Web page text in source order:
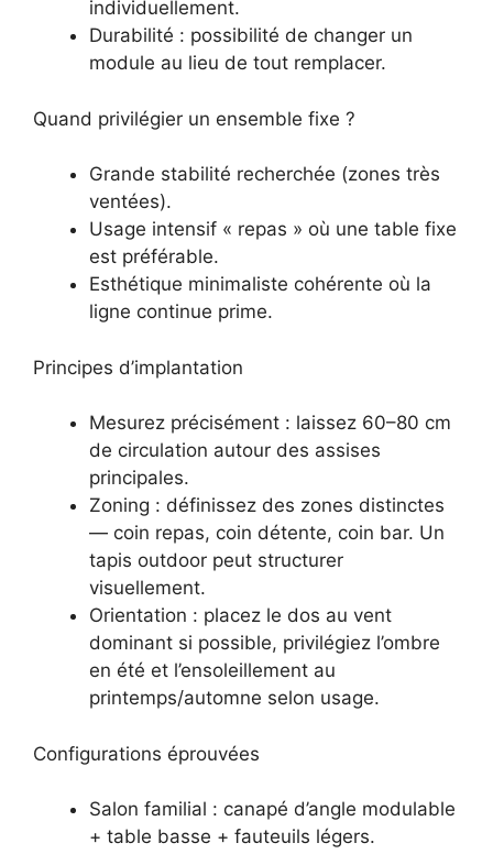
individuellement.
Durabilité : possibilité de changer un
module au lieu de tout remplacer.
Quand privilégier un ensemble fixe ?
Grande stabilité recherchée (zones très
ventées).
Usage intensif « repas » où une table fixe
est préférable.
Esthétique minimaliste cohérente où la
ligne continue prime.
Principes d’implantation
Mesurez précisément : laissez 60–80 cm
de circulation autour des assises
principales.
Zoning : définissez des zones distinctes
— coin repas, coin détente, coin bar. Un
tapis outdoor peut structurer
visuellement.
Orientation : placez le dos au vent
dominant si possible, privilégiez l’ombre
en été et l’ensoleillement au
printemps/automne selon usage.
Configurations éprouvées
Salon familial : canapé d’angle modulable
+ table basse + fauteuils légers.